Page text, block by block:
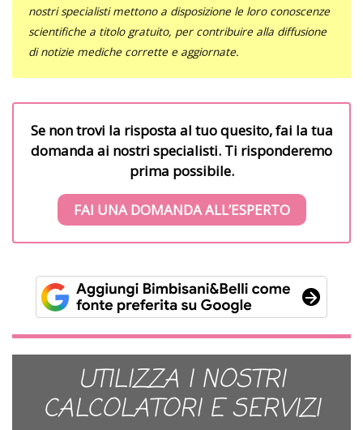
nostri specialisti mettono a disposizione le loro conoscenze
scientifiche a titolo gratuito, per contribuire alla diffusione
di notizie mediche corrette e aggiornate.
Se non trovi la risposta al tuo quesito, fai la tua
domanda ai nostri specialisti. Ti risponderemo
prima possibile.
FAI UNA DOMANDA ALL’ESPERTO
UTILIZZA I NOSTRI
CALCOLATORI E SERVIZI